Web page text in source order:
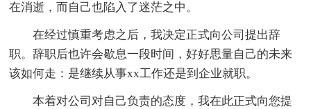
在消逝，而自己也陷入了迷茫之中。
在经过慎重考虑之后，我决定正式向公司提出辞
职。辞职后也许会歇息一段时间，好好思量自己的未来
该如何走：是继续从事xx工作还是到企业就职。
本着对公司对自己负责的态度，我在此正式向您提